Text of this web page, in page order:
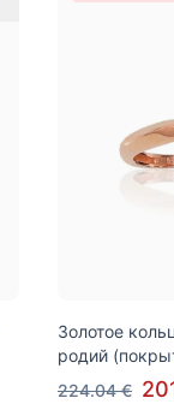
Золотое
родий
224.04 €